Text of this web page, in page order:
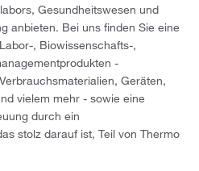
Gesundheitswesen und
anbieten. Bei uns finden Sie eine
, Biowissenschafts-,
-
Geräten,
vielem mehr - sowie eine
durch ein
stolz darauf ist, Teil von Thermo